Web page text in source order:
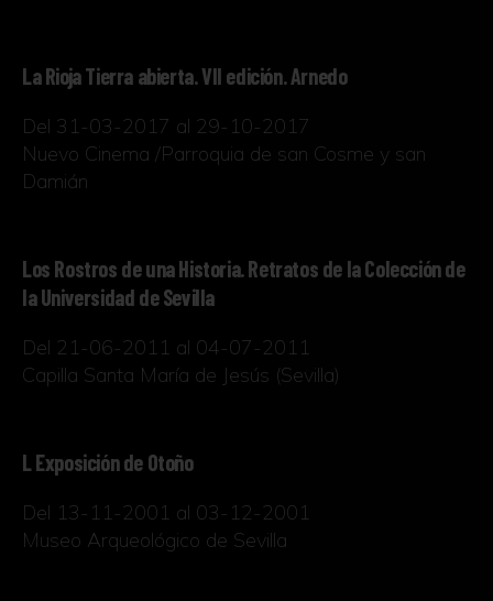
La Rioja Tierra abierta. VII edición. Arnedo
Del 31-03-2017 al 29-10-2017
Nuevo Cinema /Parroquia de san Cosme y san
Damián
Los Rostros de una Historia. Retratos de la Colección de
la Universidad de Sevilla
Del 21-06-2011 al 04-07-2011
Capilla Santa María de Jesús (Sevilla)
L Exposición de Otoño
Del 13-11-2001 al 03-12-2001
Museo Arqueológico de Sevilla